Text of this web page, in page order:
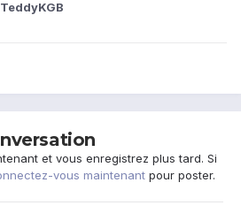
et vous enregistrez plus tard. Si
vous maintenant pour poster.